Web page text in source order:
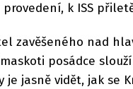
k ISS
zavěšeného nad
posádce
je jasně vidět, jak se